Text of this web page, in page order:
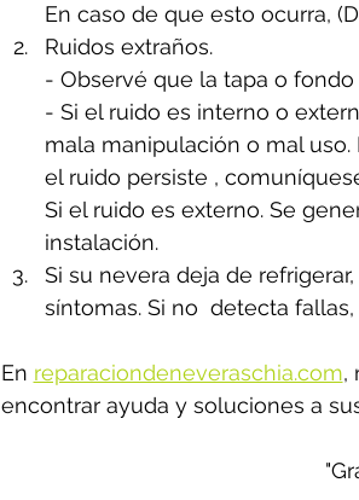
En caso de que esto ocurra,
Ruidos extraños.
- Observé que la tapa o
- Si el ruido es interno o
mala manipulación o mal
el ruido persiste ,
Si el ruido es externo. Se
instalación.
Si su nevera deja de
síntomas. Si no  detecta
En reparaciondeneveraschia.com,
encontrar ayuda y soluciones a